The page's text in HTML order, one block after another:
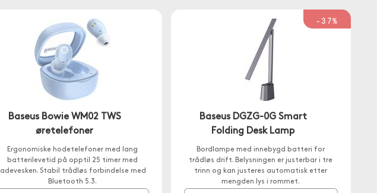
Baseus Bowie WM02 TWS
øretelefoner
Ergonomiske hodetelefoner med lang
batterilevetid på opptil 25 timer med
ladevesken. Stabil trådløs forbindelse med
Bluetooth 5.3.
-37%
Baseus DGZG-0G Smart
Folding Desk Lamp
Bordlampe med innebygd batteri for
trådløs drift. Belysningen er justerbar i tre
trinn og kan justeres automatisk etter
mengden lys i rommet.